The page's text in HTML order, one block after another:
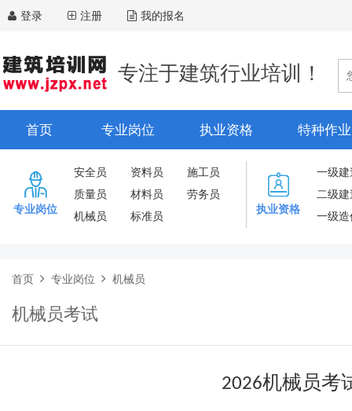
登录 注册 我的报名
专注于建筑行业培训！
首页 专业岗位 执业资格 特种作业
专业岗位
安全员 资料员
施工员
质量员
材料员
劳务员
机械员
标准员
执业资格
一级
二级
一级
首页 专业岗位 机械员
机械员考试
2026机械员考